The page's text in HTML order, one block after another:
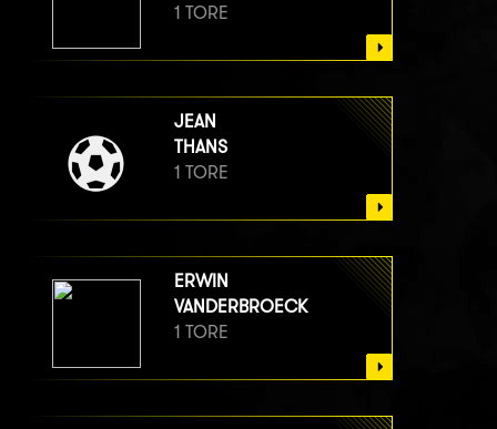
1 TORE
JEAN
THANS
1 TORE
ERWIN
VANDERBROECK
1 TORE